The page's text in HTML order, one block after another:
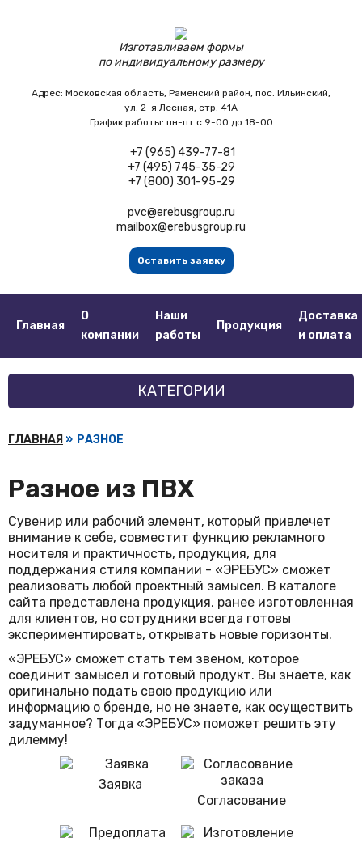
Изготавливаем формы
по индивидуальному размеру
Адрес: Московская область, Раменский район, пос. Ильинский,
ул. 2-я Лесная, стр. 41А
График работы: пн-пт с 9-00 до 18-00
+7 (965) 439-77-81
+7 (495) 745-35-29
+7 (800) 301-95-29
pvc@erebusgroup.ru
mailbox@erebusgroup.ru
Оставить заявку
Главная
О
компании
Наши
работы
Продукция
Доставка
и оплата
КАТЕГОРИИ
ГЛАВНАЯ » РАЗНОЕ
Разное из ПВХ
Сувенир или рабочий элемент, который привлечет
внимание к себе, совместит функцию рекламного
носителя и практичность, продукция, для
поддержания стиля компании - «ЭРЕБУС» сможет
реализовать любой проектный замысел. В каталоге
сайта представлена продукция, ранее изготовленная
для клиентов, но сотрудники всегда готовы
экспериментировать, открывать новые горизонты.
«ЭРЕБУС» сможет стать тем звеном, которое
соединит замысел и готовый продукт. Вы знаете, как
оригинально подать свою продукцию или
информацию о бренде, но не знаете, как осуществить
задуманное? Тогда «ЭРЕБУС» поможет решить эту
дилемму!
Заявка
Согласование